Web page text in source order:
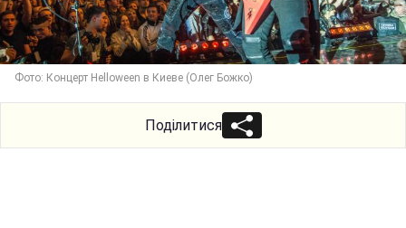
Фото: Концерт Helloween в Киеве (Олег Божко)
Поділитися